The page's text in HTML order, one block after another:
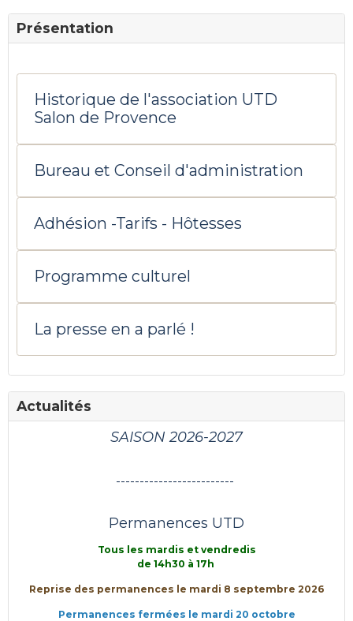
Présentation
Historique de l'association UTD
Salon de Provence
Bureau et Conseil d'administration
Adhésion -Tarifs - Hôtesses
Programme culturel
La presse en a parlé !
Actualités
SAISON 2026-2027
-------------------------
Permanences UTD
Tous les mardis et vendredis
de 14h30 à 17h
Reprise des permanences le mardi 8 septembre 2026
Permanences fermées le mardi 20 octobre